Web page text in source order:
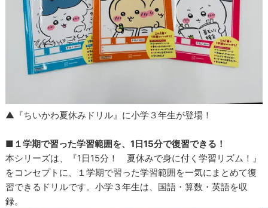
▲『ちいかわ夏休みドリル』に小学３年生が登場！
■１学期で習った学習範囲を、1日15分で復習できる！
本シリーズは、『1日15分！ 夏休みで身に付く学習リズム！』
をコンセプトに、１学期で習った学習範囲を一気にまとめて復
習できるドリルです。小学３年生は、国語・算数・英語を収
録。